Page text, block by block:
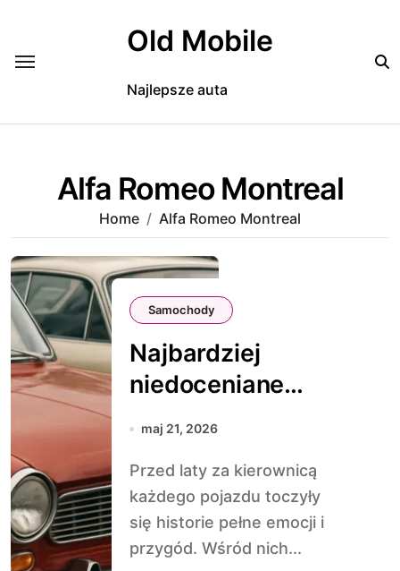
Old Mobile
Najlepsze auta
Alfa Romeo Montreal
Home Alfa Romeo Montreal
Samochody
Najbardziej
niedoceniane
klasyki
maj 21, 2026
Przed laty za kierownicą
każdego pojazdu toczyły
się historie pełne emocji i
przygód. Wśród nich...